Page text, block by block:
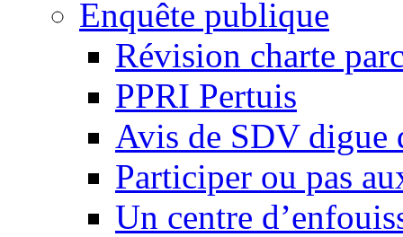
Enquête publique
Révision charte
PPRI Pertuis
Avis de SDV digue
Participer ou pas
Un centre